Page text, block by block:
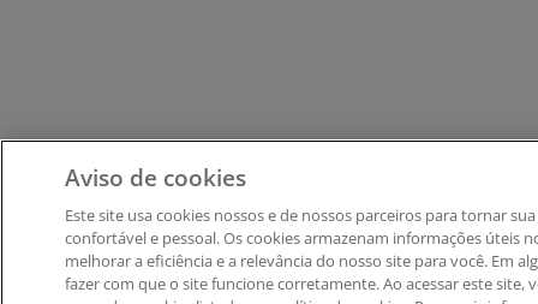
Aviso de cookies
Este site usa cookies nossos e de nossos parceiros ​para tornar
confortável e pessoal. ​Os cookies armazenam informações úteis
melhorar a eficiência e a relevância do nosso site para você. Em
fazer com que o site funcione corretamente. Ao acessar este site,